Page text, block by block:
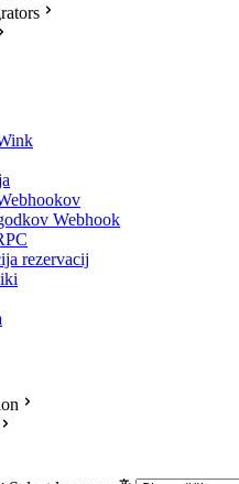
Webhook
rezervacij